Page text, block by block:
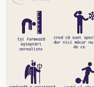
Mai mult